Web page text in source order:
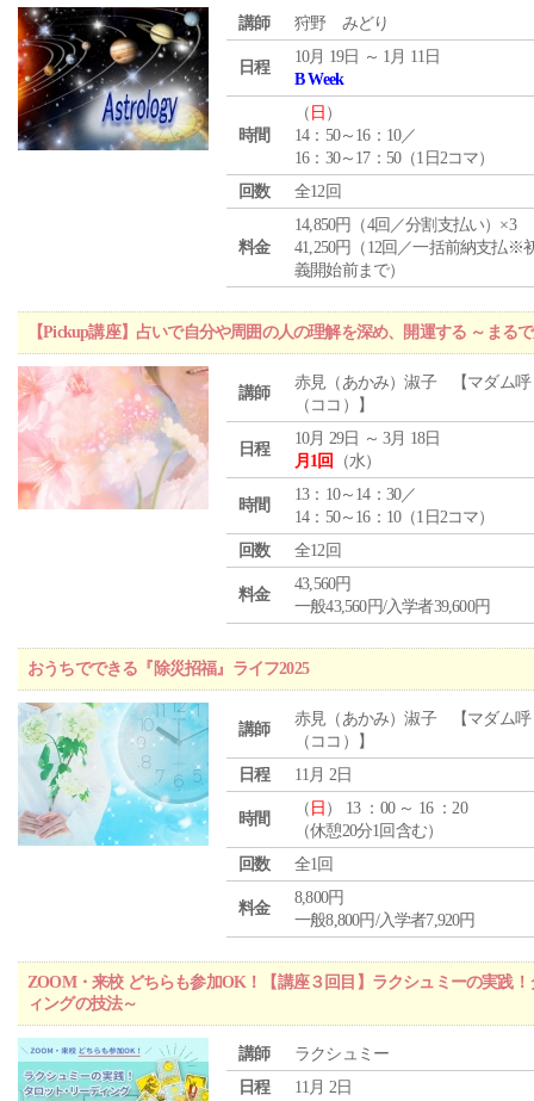
講師 狩野 みどり
日程
10月 19日 ～ 1月 11日
B Week
時間
（ 日 ）
14：50～16：10／
16：30～17：50（1日2コマ）
回数
全12回
料金
14,850円（4回／分割支払い）×3
41,250円（12回／一括前納支払※
義開始前まで）
【Pickup講座】占いで自分や周囲の人の理解を深め、開運する ～まる
講師
赤見（あかみ）淑子 【マダム呼
（ココ）】
日程
10月 29日 ～ 3月 18日
月1回
（水）
時間
13：10～14：30／
14：50～16：10（1日2コマ）
回数
全12回
料金
43,560円
一般43,560円/入学者39,600円
おうちでできる『除災招福』ライフ2025
講師
赤見（あかみ）淑子 【マダム呼
（ココ）】
日程
11月 2日
時間
（ 日 ） 13 ：00 ～ 16 ：20
（休憩20分1回含む）
回数
全1回
料金
8,800円
一般8,800円/入学者7,920円
ZOOM・来校 どちらも参加OK！【講座３回目】ラクシュミーの実践
ィングの技法～
講師
ラクシュミー
日程
11月 2日